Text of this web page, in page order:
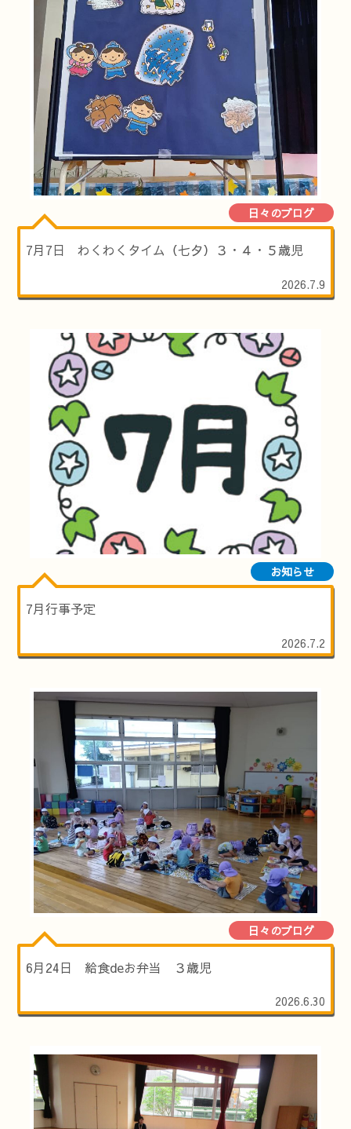
日々のブログ
7月7日 わくわくタイム（七夕）３・４・５歳児
2026.7.9
お知らせ
7月行事予定
2026.7.2
日々のブログ
6月24日 給食deお弁当 ３歳児
2026.6.30